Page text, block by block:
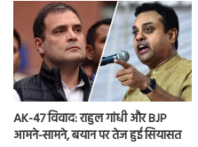
AK-47 विवाद: राहुल गांधी और BJP
आमने-सामने, बयान पर तेज हुई सियासत